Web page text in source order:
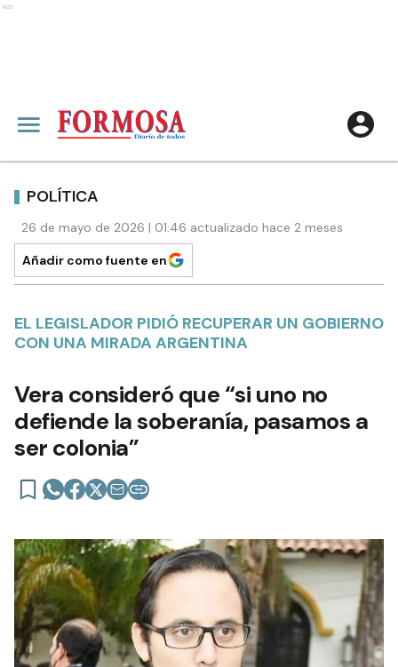
Ads
POLÍTICA
26 de mayo de 2026 | 01:46 actualizado hace 2 meses
Añadir como fuente en
EL LEGISLADOR PIDIÓ RECUPERAR UN GOBIERNO
CON UNA MIRADA ARGENTINA
Vera consideró que “si uno no
defiende la soberanía, pasamos a
ser colonia”